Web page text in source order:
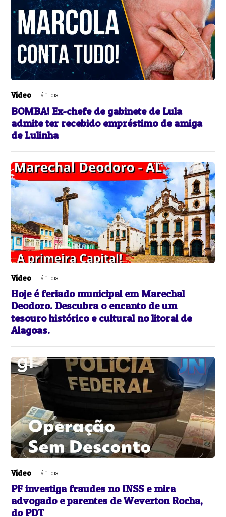
Vídeo Há 1 dia
BOMBA! Ex-chefe de gabinete de Lula
admite ter recebido empréstimo de amiga
de Lulinha
Vídeo Há 1 dia
Hoje é feriado municipal em Marechal
Deodoro. Descubra o encanto de um
tesouro histórico e cultural no litoral de
Alagoas.
Vídeo Há 1 dia
PF investiga fraudes no INSS e mira
advogado e parentes de Weverton Rocha,
do PDT